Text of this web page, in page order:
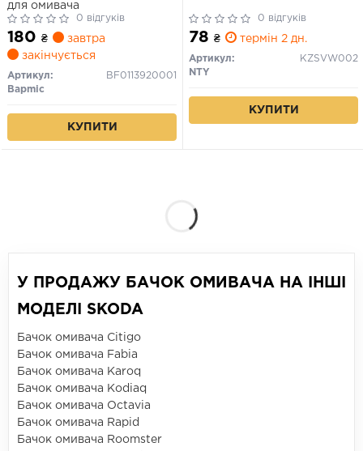
для омивача
0 відгуків
180 ₴
завтра
закінчується
Артикул:
BF0113920001
Bapmic
КУПИТИ
0 відгуків
78 ₴ термін 2 дн.
Артикул:
KZSVW002
NTY
КУПИТИ
У ПРОДАЖУ БАЧОК ОМИВАЧА НА ІНШІ
МОДЕЛІ SKODA
Бачок омивача Citigo
Бачок омивача Fabia
Бачок омивача Karoq
Бачок омивача Kodiaq
Бачок омивача Octavia
Бачок омивача Rapid
Бачок омивача Roomster